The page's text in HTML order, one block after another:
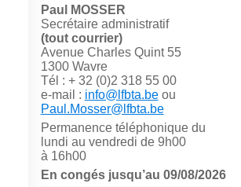
Paul MOSSER
Secrétaire administratif
(tout courrier)
Avenue Charles Quint 55
1300 Wavre
Tél : + 32 (0)2 318 55 00
e-mail : info@lfbta.beou
Paul.Mosser@lfbta.be
Permanence téléphonique du
lundi au vendredi de 9h00
à 16h00
En congés jusqu’au 09/08/2026